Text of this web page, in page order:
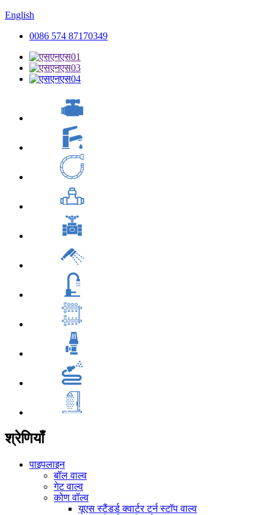
English
0086 574 87170349
श्रेणियाँ
पाइपलाइन
बॉल वाल्व
गेट वाल्व
कोण वॉल्व
यूएस स्टैंडर्ड क्वार्टर टर्न स्टॉप वाल्व